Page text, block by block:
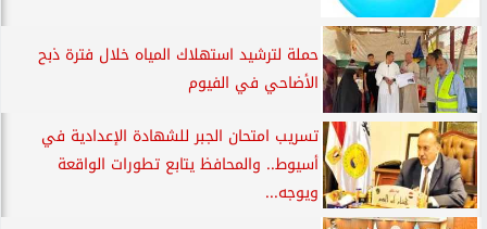
حملة لترشيد استهلاك المياه خلال فترة ذبح
الأضاحي في الفيوم
تسريب امتحان الجبر للشهادة الإعدادية في
أسيوط.. والمحافظ يتابع تطورات الواقعة
ويوجه...